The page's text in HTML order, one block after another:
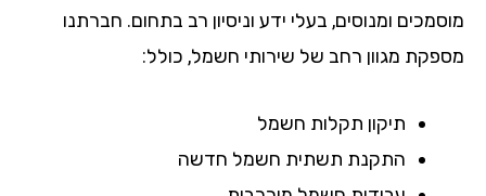
ומנוסים, בעלי ידע וניסיון רב בתחום. חברתנו
מגוון רחב של שירותי חשמל, כולל:
תיקון תקלות חשמל
התקנת תשתית חשמל חדשה